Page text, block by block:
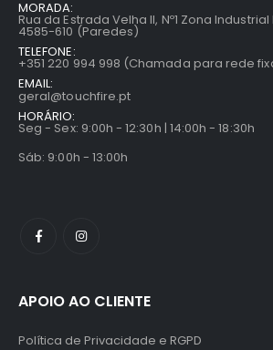
MORADA:
Rua da Estrada Velha II, Nº1 Zona
4585-610 (Paredes)
TELEFONE:
+351 220 994 998 (Chamada para rede
EMAIL:
geral@touchfire.pt
HORÁRIO:
Seg - Sex: 9:00h - 12:30h | 14:00h - 18:30h
Sáb: 9:00h - 13:00h
APOIO AO CLIENTE
Política de Privacidade e RGPD